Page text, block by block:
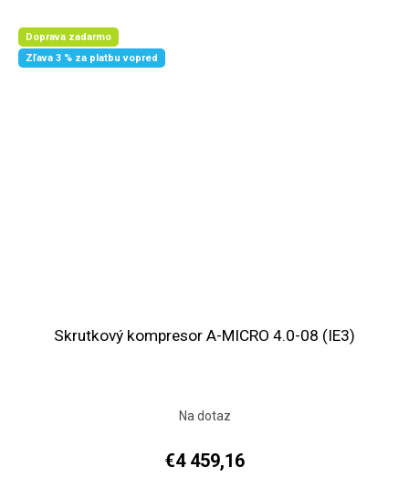
Doprava zadarmo
Zľava 3 % za platbu vopred
Skrutkový kompresor A-MICRO 4.0-08 (IE3)
Na dotaz
€4 459,16